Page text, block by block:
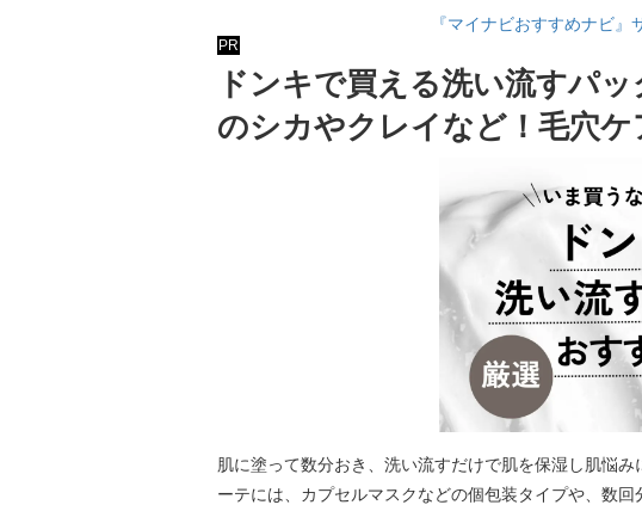
『マイナビおすすめナビ
PR
ドンキで買える洗い流すパ
のシカやクレイなど！毛穴ケ
肌に塗って数分おき、洗い流すだけで肌を保湿し肌悩
ーテには、カプセルマスクなどの個包装タイプや、数